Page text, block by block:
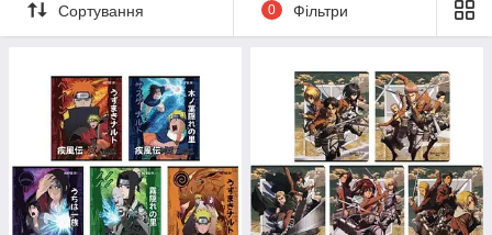
Сортування 0 Фільтри